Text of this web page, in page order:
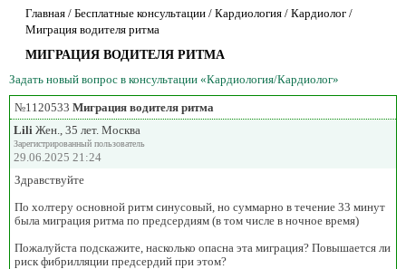
Стать консультантом нашего сайта
Главная / Бесплатные консультации / Кардиология / Кардиолог /
Миграция водителя ритма
МИГРАЦИЯ ВОДИТЕЛЯ РИТМА
Задать новый вопрос в консультации «Кардиология/Кардиолог»
№1120533 Миграция водителя ритма
Lili Жен., 35 лет. Москва
Зарегистрированный пользователь
29.06.2025 21:24
Здравствуйте
По холтеру основной ритм синусовый, но суммарно в течение 33 минут
была миграция ритма по предсердиям (в том числе в ночное время)
Пожалуйста подскажите, насколько опасна эта миграция? Повышается ли
риск фибрилляции предсердий при этом?